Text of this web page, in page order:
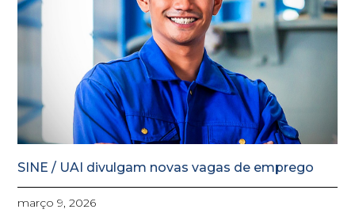
SINE / UAI divulgam novas vagas de emprego
março 9, 2026